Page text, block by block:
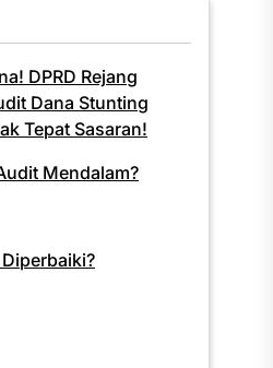
DPRD Rejang
Dana Stunting
Tepat Sasaran!
Mendalam?